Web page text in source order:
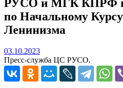
РУСО и МГК КПРФ
по Начальному
Ленинизма
03.10.202303.10.2023
Пресс-служба ЦС РУСО.